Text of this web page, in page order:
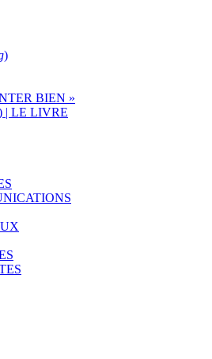
)
BIEN »
| LE LIVRE